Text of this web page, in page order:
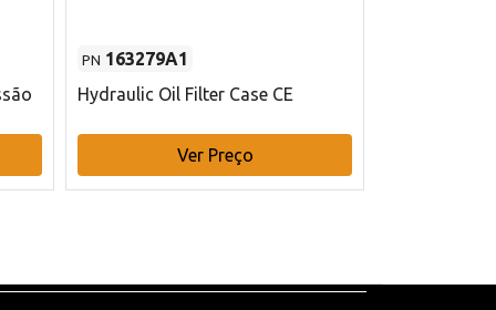
PN 163279A1
Hydraulic Oil Filter Case CE
Ver Preço